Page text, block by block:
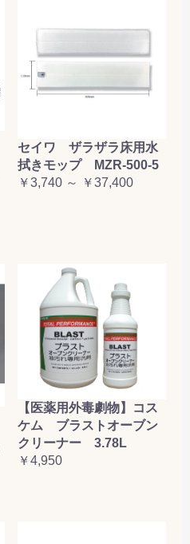
セイワ ザラザラ床用水
拭きモップ MZR-500-5
￥3,740 ～ ￥37,400
【医薬用外毒劇物】コス
ケム ブラストオーブン
クリーナー 3.78L
￥4,950